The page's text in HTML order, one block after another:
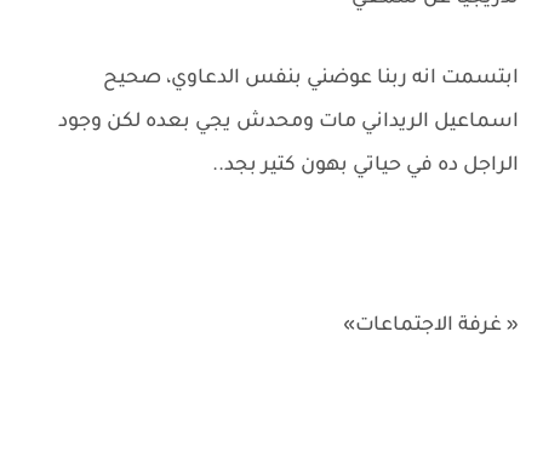
ابتسمت انه ربنا عوضني بنفس الدعاوي، صحيح
اسماعيل الريداني مات ومحدش يجي بعده لكن وجود
الراجل ده في حياتي بهون كتير بجد..
« غرفة الاجتماعات»